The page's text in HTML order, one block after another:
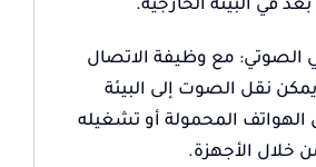
في البيئة الخارجية.
الصوتي: مع وظيفة الاتصال
نقل الصوت إلى البيئة
الهواتف المحمولة أو تشغيله
خلال الأجهزة.